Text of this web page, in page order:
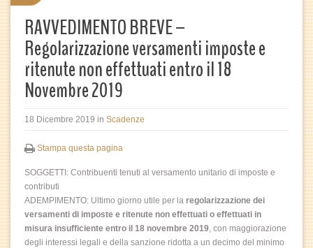
RAVVEDIMENTO BREVE –
Regolarizzazione versamenti imposte e
ritenute non effettuati entro il 18
Novembre 2019
18 Dicembre 2019 in Scadenze
Stampa questa pagina
SOGGETTI: Contribuenti tenuti al versamento unitario di imposte e
contributi
ADEMPIMENTO: Ultimo giorno utile per la regolarizzazione dei
versamenti di imposte e ritenute non effettuati o effettuati in
misura insufficiente entro il 18 novembre 2019, con maggiorazione
degli interessi legali e della sanzione ridotta a un decimo del minimo